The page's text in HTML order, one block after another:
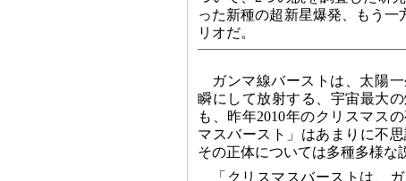
った新種の超新星爆発、もう
リオだ。
ガンマ線バーストは、太陽
瞬にして放射する、宇宙最大
も、昨年2010年のクリスマス
マスバースト」はあまりに不思
その正体については多種多様な
「クリスマスバーストは、